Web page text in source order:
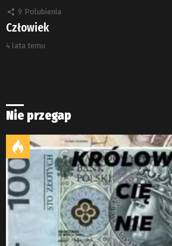
9 Polubienia
Człowiek
4 lata temu
Nie przegap